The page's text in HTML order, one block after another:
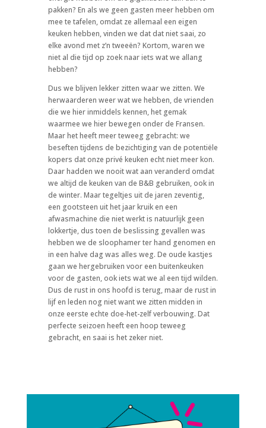
pakken? En als we geen gasten meer hebben om
mee te tafelen, omdat ze allemaal een eigen
keuken hebben, vinden we dat dat niet saai, zo
elke avond met z’n tweeën? Kortom, waren we
niet al die tijd op zoek naar iets wat we allang
hebben?
Dus we blijven lekker zitten waar we zitten. We
herwaarderen weer wat we hebben, de vrienden
die we hier inmiddels kennen, het gemak
waarmee we hier bewegen onder de Fransen.
Maar het heeft meer teweeg gebracht: we
beseften tijdens de bezichtiging van de potentiële
kopers dat onze privé keuken echt niet meer kon.
Daar hadden we nooit wat aan veranderd omdat
we altijd de keuken van de B&B gebruiken, ook in
de winter. Maar tegeltjes uit de jaren zeventig,
een gootsteen uit het jaar kruik en een
afwasmachine die niet werkt is natuurlijk geen
lokkertje, dus toen de beslissing gevallen was
hebben we de sloophamer ter hand genomen en
in een halve dag was alles weg. De oude kastjes
gaan we hergebruiken voor een buitenkeuken
voor de gasten, ook iets wat we al een tijd wilden.
Dus de rust in ons hoofd is terug, maar de rust in
lijf en leden nog niet want we zitten midden in
onze eerste echte doe-het-zelf verbouwing. Dat
perfecte seizoen heeft een hoop teweeg
gebracht, en saai is het zeker niet.